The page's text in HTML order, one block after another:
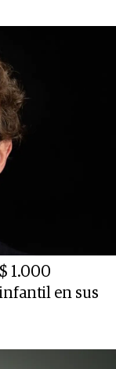
1.000
en sus